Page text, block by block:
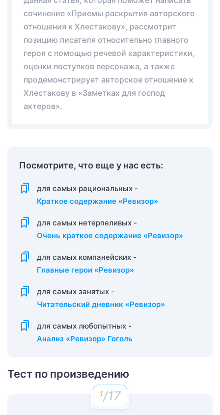
сочинение «Приемы раскрытия авторского
отношения к Хлестакову», рассмотрит
позицию писателя относительно главного
героя с помощью речевой характеристики,
оценки поступков персонажа, а также
продемонстрирует авторское отношение к
Хлестакову в «Заметках для господ
актеров».
Посмотрите, что еще у нас есть:
для самых рациональных -
Краткое содержание «Ревизор»
для самых нетерпеливых -
Очень краткое содержание «Ревизор»
для самых компанейских -
Главные герои «Ревизор»
для самых занятых -
Читательский дневник «Ревизор»
для самых любопытных -
Анализ «Ревизор» Гоголь
Тест по произведению
/17